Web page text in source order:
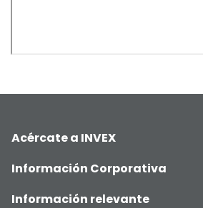
Acércate a INVEX
Información Corporativa
Información relevante